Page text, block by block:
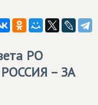
РО
– ЗА